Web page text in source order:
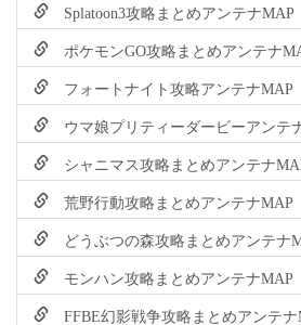
Splatoon3攻略まとめアンテナMAP
ポケモンGO攻略まとめアンテナ
フォートナイト攻略アンテナMAP
ウマ娘プリティーダービーアンテ
シャニマス攻略まとめアンテナ
荒野行動攻略まとめアンテナMAP
どうぶつの森攻略まとめアンテナ
モンハン攻略まとめアンテナMAP
FFBE幻影戦争攻略まとめアンテナ